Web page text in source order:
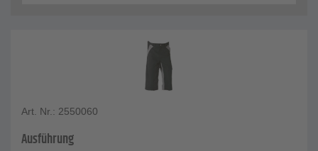
Art. Nr.: 2550060
Ausführung